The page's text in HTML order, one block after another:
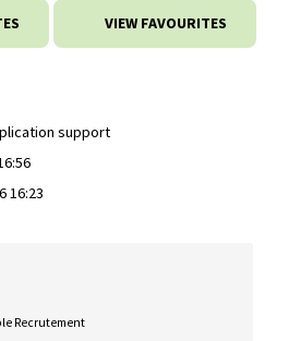
VIEW FAVOURITES
support
16:23
Recrutement